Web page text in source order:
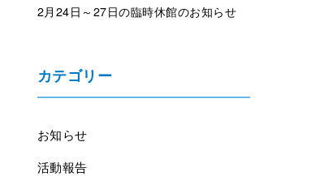
2月24日～27日の臨時休館のお知らせ
カテゴリー
お知らせ
活動報告